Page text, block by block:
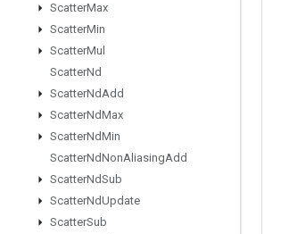
ScatterMax
ScatterMin
ScatterMul
ScatterNd
ScatterNdAdd
ScatterNdMax
ScatterNdMin
ScatterNdNonAliasingAdd
ScatterNdSub
ScatterNdUpdate
ScatterSub